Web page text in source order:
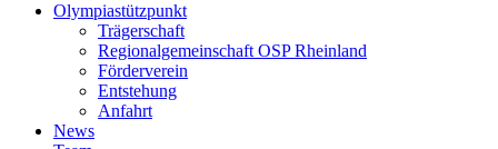
Olympiastützpunkt
Trägerschaft
Regionalgemeinschaft OSP Rheinland
Förderverein
Entstehung
Anfahrt
News